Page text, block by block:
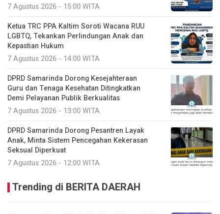
7 Agustus 2026 - 15:00 WITA
Ketua TRC PPA Kaltim Soroti Wacana RUU
LGBTQ, Tekankan Perlindungan Anak dan
Kepastian Hukum
7 Agustus 2026 - 14:00 WITA
DPRD Samarinda Dorong Kesejahteraan
Guru dan Tenaga Kesehatan Ditingkatkan
Demi Pelayanan Publik Berkualitas
7 Agustus 2026 - 13:00 WITA
DPRD Samarinda Dorong Pesantren Layak
Anak, Minta Sistem Pencegahan Kekerasan
Seksual Diperkuat
7 Agustus 2026 - 12:00 WITA
Trending di BERITA DAERAH